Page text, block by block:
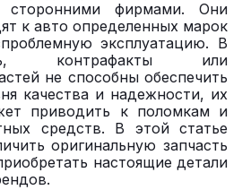
сторонними фирмами. Они
к авто определенных марок
эксплуатацию. В
контрафакты или
не способны обеспечить
качества и надежности, их
приводить к поломкам и
средств. В этой статье
оригинальную запчасть
настоящие детали